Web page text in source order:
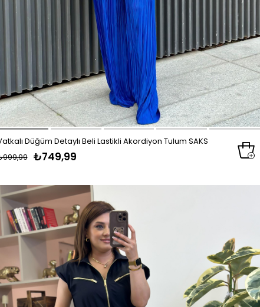
Vatkalı Düğüm Detaylı Beli Lastikli Akordiyon Tulum SAKS
₺749,99